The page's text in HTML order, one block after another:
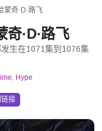
蒙奇·D·路飞
·D·路飞
生在1071集到1076集
, Hype
接